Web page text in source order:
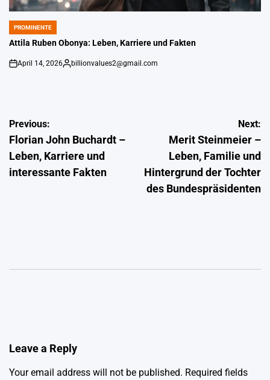
POSTED
IN
PROMINENTE
Attila Ruben Obonya: Leben, Karriere und Fakten
on
April 14, 2026
Gepostet
billionvalues2@gmail.com
Post
navigation
Previous:
Florian John Buchardt –
Leben, Karriere und
interessante Fakten
Next:
Merit Steinmeier –
Leben, Familie und
Hintergrund der Tochter
des Bundespräsidenten
Leave a Reply
Your email address will not be published. Required fields